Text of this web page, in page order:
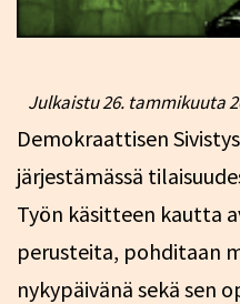
Julkaistu26. tammikuuta
Demokraattisen
järjestämässä
Työn käsitteen kautta
perusteita, pohditaan
nykypäivänä sekä sen